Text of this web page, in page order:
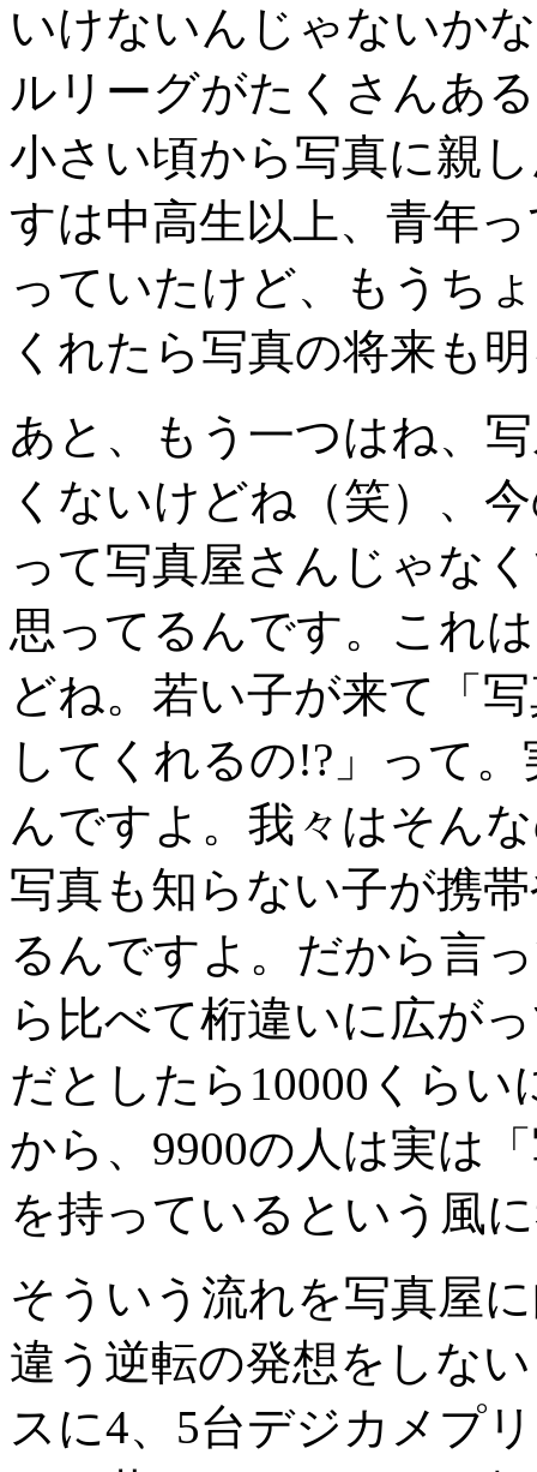
いけないんじゃないか
ルリーグがたくさんあ
小さい頃から写真に親
すは中高生以上、青年
っていたけど、もうち
くれたら写真の将来も
あと、もう一つはね、
くないけどね（笑）、
って写真屋さんじゃな
思ってるんです。これ
どね。若い子が来て「
してくれるの!?」って
んですよ。我々はそん
写真も知らない子が携
るんですよ。だから言
ら比べて桁違いに広が
だとしたら10000くら
から、9900の人は実は
を持っているという風
そういう流れを写真屋
違う逆転の発想をしな
スに4、5台デジカメプ